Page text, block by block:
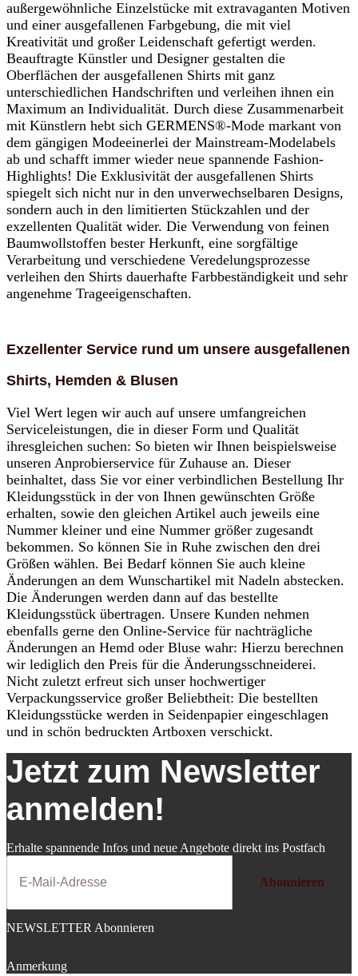
außergewöhnliche Einzelstücke mit extravaganten Motiven
und einer ausgefallenen Farbgebung, die mit viel
Kreativität und großer Leidenschaft gefertigt werden.
Beauftragte Künstler und Designer gestalten die
Oberflächen der ausgefallenen Shirts mit ganz
unterschiedlichen Handschriften und verleihen ihnen ein
Maximum an Individualität. Durch diese Zusammenarbeit
mit Künstlern hebt sich GERMENS®-Mode markant von
dem gängigen Modeeinerlei der Mainstream-Modelabels
ab und schafft immer wieder neue spannende Fashion-
Highlights! Die Exklusivität der ausgefallenen Shirts
spiegelt sich nicht nur in den unverwechselbaren Designs,
sondern auch in den limitierten Stückzahlen und der
exzellenten Qualität wider. Die Verwendung von feinen
Baumwollstoffen bester Herkunft, eine sorgfältige
Verarbeitung und verschiedene Veredelungsprozesse
verleihen den Shirts dauerhafte Farbbeständigkeit und sehr
angenehme Trageeigenschaften.
Exzellenter Service rund um unsere ausgefallenen
Shirts, Hemden & Blusen
Viel Wert legen wir auch auf unsere umfangreichen
Serviceleistungen, die in dieser Form und Qualität
ihresgleichen suchen: So bieten wir Ihnen beispielsweise
unseren Anprobierservice für Zuhause an. Dieser
beinhaltet, dass Sie vor einer verbindlichen Bestellung Ihr
Kleidungsstück in der von Ihnen gewünschten Größe
erhalten, sowie den gleichen Artikel auch jeweils eine
Nummer kleiner und eine Nummer größer zugesandt
bekommen. So können Sie in Ruhe zwischen den drei
Größen wählen. Bei Bedarf können Sie auch kleine
Änderungen an dem Wunschartikel mit Nadeln abstecken.
Die Änderungen werden dann auf das bestellte
Kleidungsstück übertragen. Unsere Kunden nehmen
ebenfalls gerne den Online-Service für nachträgliche
Änderungen an Hemd oder Bluse wahr: Hierzu berechnen
wir lediglich den Preis für die Änderungsschneiderei.
Nicht zuletzt erfreut sich unser hochwertiger
Verpackungsservice großer Beliebtheit: Die bestellten
Kleidungsstücke werden in Seidenpapier eingeschlagen
und in schön bedruckten Artboxen verschickt.
Jetzt zum Newsletter
anmelden!
Erhalte spannende Infos und neue Angebote direkt ins Postfach
Abonnieren
NEWSLETTER Abonnieren
Anmerkung